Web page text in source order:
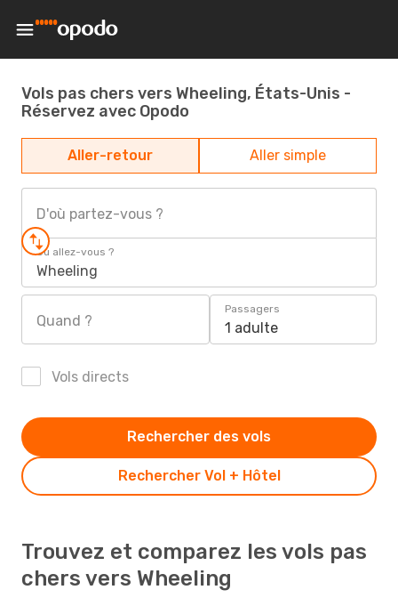
Vols pas chers vers Wheeling, États-Unis -
Réservez avec Opodo
Aller-retour Aller simple
D'où partez-vous ?
Où allez-vous ?
Wheeling
Quand ?
Passagers
1 adulte
Vols directs
Rechercher Vol + Hôtel
Rechercher des vols
Trouvez et comparez les vols pas
chers vers Wheeling